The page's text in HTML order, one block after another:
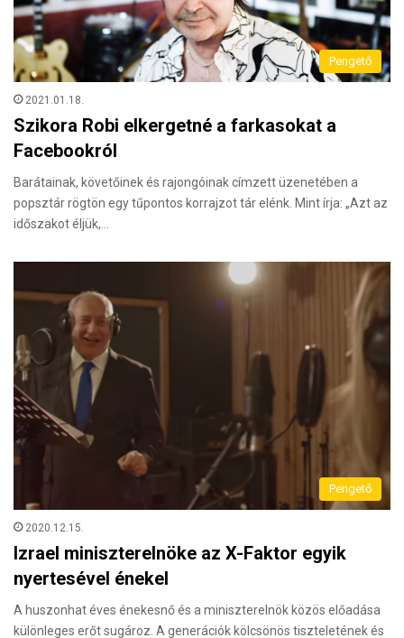
Pengető
2021.01.18.
Szikora Robi elkergetné a farkasokat a
Facebookról
Barátainak, követőinek és rajongóinak címzett üzenetében a
popsztár rögtön egy tűpontos korrajzot tár elénk. Mint írja: „Azt az
időszakot éljük,…
Pengető
2020.12.15.
Izrael miniszterelnöke az X-Faktor egyik
nyertesével énekel
A huszonhat éves énekesnő és a miniszterelnök közös előadása
különleges erőt sugároz. A generációk kölcsönös tiszteletének és